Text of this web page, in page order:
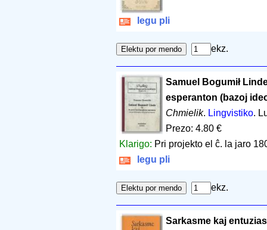
legu pli
ekz.
Samuel Bogumił
esperanton (bazoj
Chmielik. Lingvistiko.
Prezo: 4.80 €
Klarigo: Pri projekto el ĉ. la jaro
legu pli
ekz.
Sarkasme kaj